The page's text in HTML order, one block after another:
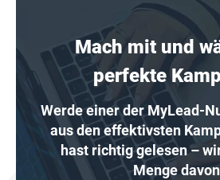
Mach mit und
perfekte
Werde einer der MyLead-
aus den effektivsten
hast richtig gelesen –
Menge